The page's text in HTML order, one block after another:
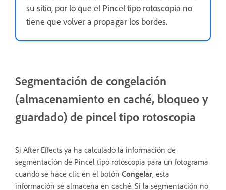
su sitio, por lo que el Pincel tipo rotoscopia no
tiene que volver a propagar los bordes.
Segmentación de congelación
(almacenamiento en caché, bloqueo y
guardado) de pincel tipo rotoscopia
Si After Effects ya ha calculado la información de
segmentación de Pincel tipo rotoscopia para un fotograma
cuando se hace clic en el botón Congelar, esta
información se almacena en caché. Si la segmentación no